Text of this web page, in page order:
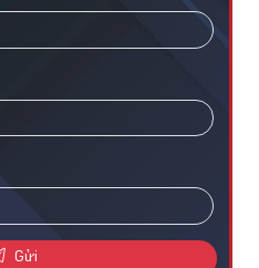
Gửi